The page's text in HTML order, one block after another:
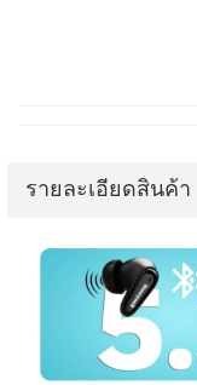
รายละเอียดสินค้า